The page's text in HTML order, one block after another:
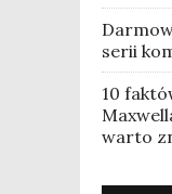
serii
10
warto